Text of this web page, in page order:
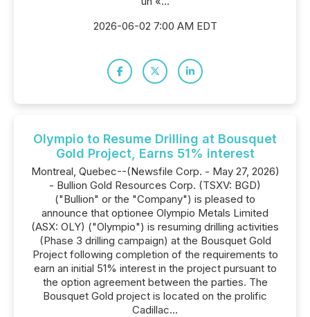
2026-06-02 7:00 AM EDT
Olympio to Resume Drilling at Bousquet
Gold Project, Earns 51% interest
Montreal, Quebec--(Newsfile Corp. - May 27, 2026)
- Bullion Gold Resources Corp. (TSXV: BGD)
("Bullion" or the "Company") is pleased to
announce that optionee Olympio Metals Limited
(ASX: OLY) ("Olympio") is resuming drilling activities
(Phase 3 drilling campaign) at the Bousquet Gold
Project following completion of the requirements to
earn an initial 51% interest in the project pursuant to
the option agreement between the parties. The
Bousquet Gold project is located on the prolific
Cadillac...